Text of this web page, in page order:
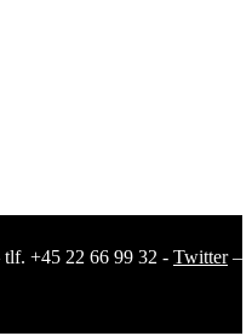
+45 22 66 99 32 - Twitter–